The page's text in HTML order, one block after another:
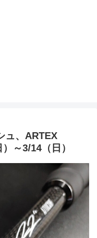
ュ、ARTEX
～3/14（日）